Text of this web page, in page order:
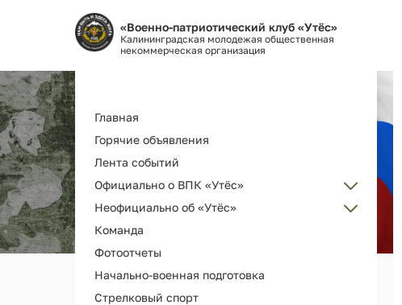
«Военно-патриотический клуб «Утёс»
Калининградская молодежая общественная
некоммерческая организация
Основная
навигация
Главная
Горячие объявления
Лента событий
Официально о ВПК «Утёс»
Администрация
Об организации ВПК «Утёс»
Как вступить
Наша деятельность и услуги
История РГ "Утёс"
Неофициально об «Утёс»
Наш клуб ВПК "Утёс"
Награды и дипломы
Наши выпускники
Мерч и сувениры
Команда
Фотоотчеты
Начально-военная подготовка
Стрелковый спорт